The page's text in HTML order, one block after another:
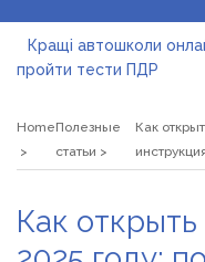
Кращі автошколи
пройти тести ПДР
согреться
«Правильне
HomeПолезные
статьи
Как
Как